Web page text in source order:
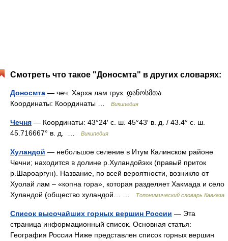
Смотреть что такое "Доносмта" в других словарях:
Доносмта — чеч. Харха лам груз. დანოსმთა
Координаты: Координаты …
Википедия
Чечня — Координаты: 43°24′ с. ш. 45°43′ в. д. / 43.4° с. ш.
45.716667° в. д. …
Википедия
Хуландой — небольшое селение в Итум Калинском районе
Чечни; находится в долине р.Хуландойэхк (правый приток
р.Шароаргун). Название, по всей вероятности, возникло от
Хуолай лам – «копна гора», которая разделяет Хакмада и село
Хуландой (общество хуландой… …
Топонимический словарь Кавказа
Список высочайших горных вершин России — Эта
страница информационный список. Основная статья:
География России Ниже представлен список горных вершин